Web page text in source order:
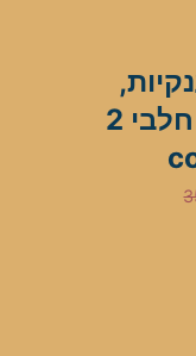
חלבי 2 Mega ‘take it all’